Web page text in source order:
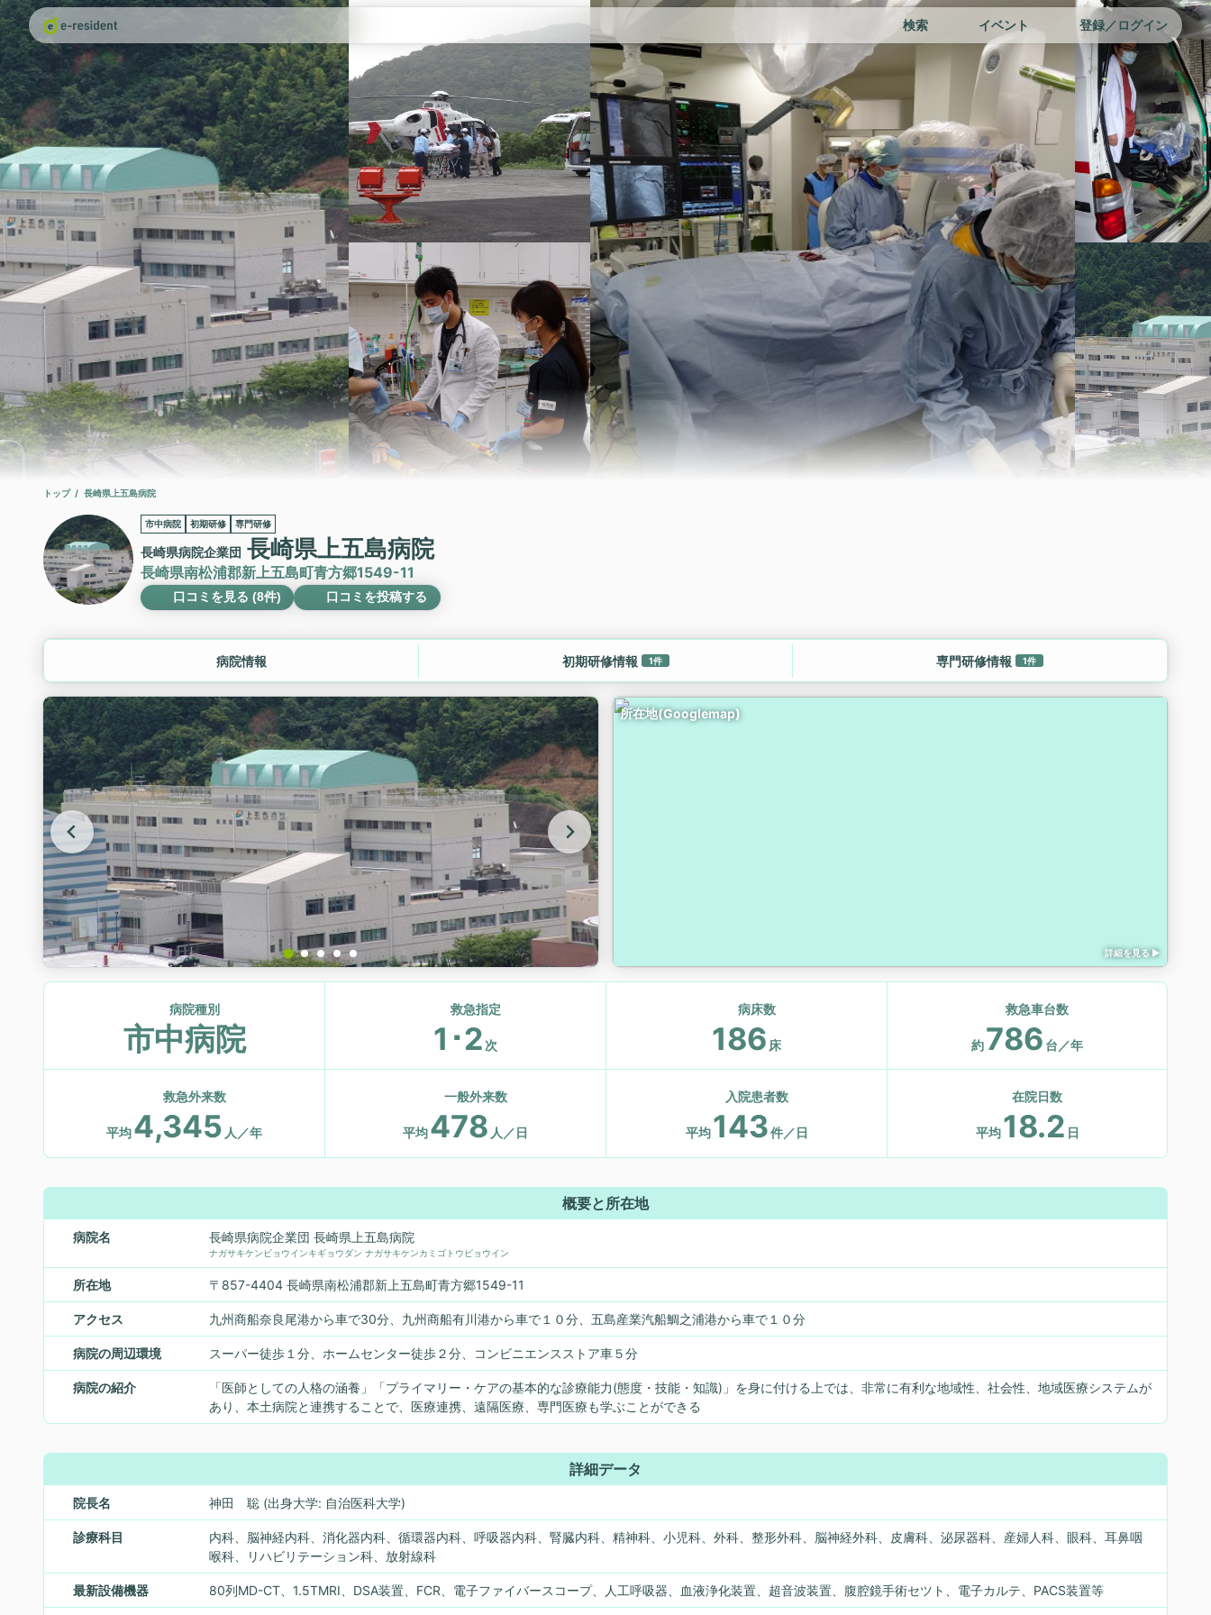
検索 イベント 登録／ログイン
トップ 長崎県上五島病院
市中病院 初期研修 専門研修
長崎県病院企業団 長崎県上五島病院
長崎県南松浦郡新上五島町青方郷1549-11
口コミを見る (8件) 口コミを投稿する
病院情報 初期研修情報 1件 専門研修情報 1件
所在地(Googlemap)
詳細を見る ▶︎
病院種別
市中病院
救急指定
1･2次
病床数
186 床
救急車台数
約786 台／年
救急外来数
平均4,345 人／年
一般外来数
平均478 人／日
入院患者数
平均 143件／日
在院日数
平均 18.2 日
概要と所在地
病院名 長崎県病院企業団 長崎県上五島病院
ナガサキケンビョウインキギョウダン ナガサキケンカミゴトウビョウイン
所在地 〒857-4404 長崎県南松浦郡新上五島町青方郷1549-11
アクセス 九州商船奈良尾港から車で30分、九州商船有川港から車で１０分、五島産業汽船鯛之浦港から車で１０分
病院の周辺環境 スーパー徒歩１分、ホームセンター徒歩２分、コンビニエンスストア車５分
病院の紹介
「医師としての人格の涵養」「プライマリー・ケアの基本的な診療能力(態度・技能・知識)」を身に付ける上では、非常に有利な地域性、社会性、地域医療システムが
あり、本土病院と連携することで、医療連携、遠隔医療、専門医療も学ぶことができる
詳細データ
院長名 神田 聡 (出身大学: 自治医科大学)
診療科目
内科、脳神経内科、消化器内科、循環器内科、呼吸器内科、腎臓内科、精神科、小児科、外科、整形外科、脳神経外科、皮膚科、泌尿器科、産婦人科、眼科、耳鼻咽
喉科、リハビリテーション科、放射線科
最新設備機器 80列MD-CT、1.5TMRI、DSA装置、FCR、電子ファイバースコープ、人工呼吸器、血液浄化装置、超音波装置、腹腔鏡手術セツト、電子カルテ、PACS装置等